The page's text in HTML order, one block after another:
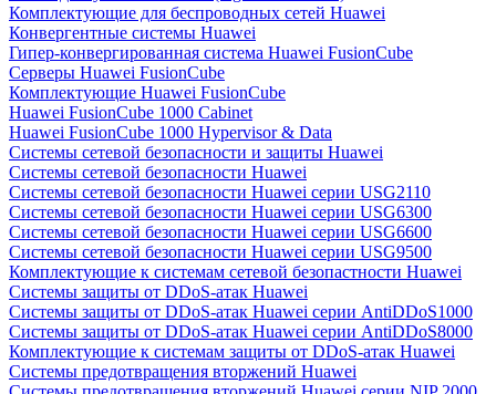
Комплектующие для беспроводных сетей Huawei
Конвергентные системы Huawei
Гипер-конвергированная система Huawei FusionCube
Серверы Huawei FusionCube
Комплектующие Huawei FusionCube
Huawei FusionCube 1000 Cabinet
Huawei FusionCube 1000 Hypervisor & Data
Системы сетевой безопасности и защиты Huawei
Системы сетевой безопасности Huawei
Системы сетевой безопасности Huawei серии USG2110
Системы сетевой безопасности Huawei серии USG6300
Системы сетевой безопасности Huawei серии USG6600
Системы сетевой безопасности Huawei серии USG9500
Комплектующие к системам сетевой безопастности Huawei
Системы защиты от DDoS-атак Huawei
Системы защиты от DDoS-атак Huawei серии AntiDDoS1000
Системы защиты от DDoS-атак Huawei серии AntiDDoS8000
Комплектующие к системам защиты от DDoS-атак Huawei
Системы предотвращения вторжений Huawei